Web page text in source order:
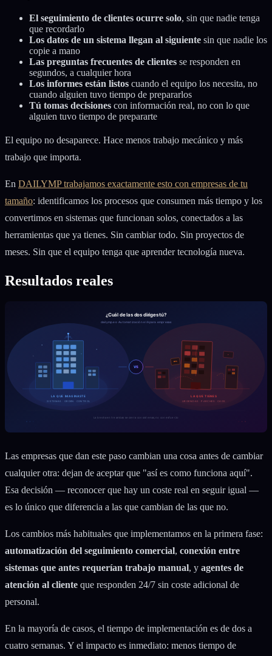
El seguimiento de clientes ocurre solo, sin que nadie tenga
que recordarlo
Los datos de un sistema llegan al siguiente sin que nadie los
copie a mano
Las preguntas frecuentes de clientes se responden en
segundos, a cualquier hora
Los informes están listos cuando el equipo los necesita, no
cuando alguien tuvo tiempo de prepararlos
Tú tomas decisiones con información real, no con lo que
alguien tuvo tiempo de prepararte
El equipo no desaparece. Hace menos trabajo mecánico y más
trabajo que importa.
En DAILYMP trabajamos exactamente esto con empresas de tu
tamaño: identificamos los procesos que consumen más tiempo y los
convertimos en sistemas que funcionan solos, conectados a las
herramientas que ya tienes. Sin cambiar todo. Sin proyectos de
meses. Sin que el equipo tenga que aprender tecnología nueva.
Resultados reales
Las empresas que dan este paso cambian una cosa antes de cambiar
cualquier otra: dejan de aceptar que "así es como funciona aquí".
Esa decisión — reconocer que hay un coste real en seguir igual —
es lo único que diferencia a las que cambian de las que no.
Los cambios más habituales que implementamos en la primera fase:
automatización del seguimiento comercial, conexión entre
sistemas que antes requerían trabajo manual, y agentes de
atención al cliente que responden 24/7 sin coste adicional de
personal.
En la mayoría de casos, el tiempo de implementación es de dos a
cuatro semanas. Y el impacto es inmediato: menos tiempo de